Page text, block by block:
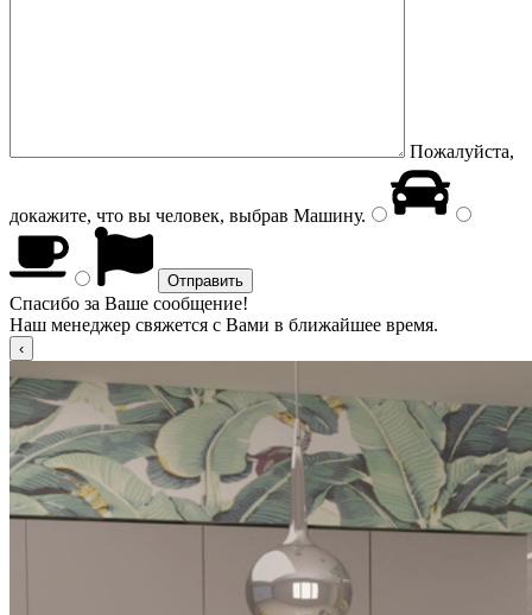
Пожалуйста,
докажите, что вы человек, выбрав Машину.
Спасибо за Ваше сообщение!
Наш менеджер свяжется с Вами в ближайшее время.